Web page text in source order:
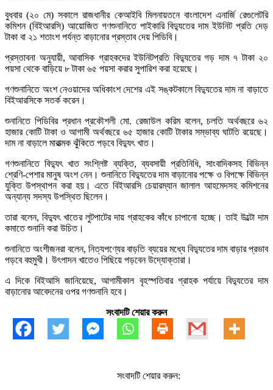
বুধবার (২০ মে) সকালে রাজধানীর কেআইবি মিলনায়তনে বাংলাদেশ এনার্জি রেগুলেটরি
কমিশন (বিইআরসি) আয়োজিত গণশুনানিতে পাইকারি বিদ্যুতের দাম ইউনিট প্রতি দেড়
টাকা বা ২১ শতাংশ পর্যন্ত বাড়ানোর প্রস্তাব দেয় পিডিবি।
প্রস্তাবনা অনুযায়ী, আবাসিক গ্রাহকদের ইউনিটপ্রতি বিদ্যুতের গড় দাম ৭ টাকা ২০
পয়সা থেকে বাড়িয়ে ৮ টাকা ৬৫ পয়সা করার সুপারিশ করা হয়েছে।
গণশুনানিতে অংশ নেওয়াদের অধিকাংশ দেশের এই সঙ্কটকালে বিদ্যুতের দাম না বাড়াতে
বিইআরসিকে সতর্ক করেন।
শুনানিতে পিডিবির প্রধান প্রকৌশলী মো. রেজাউল করিম বলেন, চলতি অর্থবছরে ৬২
হাজার কোটি টাকা ও আগামী অর্থবছরে ৬৫ হাজার কোটি টাকার সম্ভাব্য ঘাটতি রয়েছে।
দাম না বাড়ালে মারাত্মক ঝুঁকিতে পড়বে বিদ্যুৎ খাত।
গণশুনানিতে বিদ্যুৎ খাত সংশ্লিষ্ট ব্যক্তি, ব্যবসায়ী প্রতিনিধি, সাংবাদিকসহ বিভিন্ন
শ্রেণি-পেশার মানুষ অংশ নেন। শুনানিতে বিদ্যুতের দাম বাড়ানোর পক্ষে ও বিপক্ষে বিভিন্ন
যুক্তি উপস্থাপন করা হয়। এতে বিইআরসি চেয়ারম্যান জালাল আহমেদসহ কমিশনের
অন্যান্য সদস্য উপস্থিত ছিলেন।
তারা বলেন, বিদ্যুৎ খাতের লুটপাটের দায় গ্রাহকের কাঁধে চাপানো হচ্ছে। তাই উল্টো দাম
কমাতে শুনানি করা উচিত।
শুনানিতে অংশীজনরা বলেন, নিত্যপণ্যের বাড়তি ব্যয়ের মধ্যে বিদ্যুতের দাম বাড়ার প্রভাব
পড়বে বহুমুখী। উৎপাদন খাতেও পিছিয়ে পড়বেন উদ্যোক্তারা।
এ দিকে বিইআসি জানিয়েছে, আগামীকাল বৃহস্পতিবার গ্রাহক পর্যায়ে বিদ্যুতের দাম
বাড়ানোর আবেদনের ওপর গণশুনানি হবে।
সংবাদটি শেয়ার করুন
সংবাদটি শেয়ার করুন: